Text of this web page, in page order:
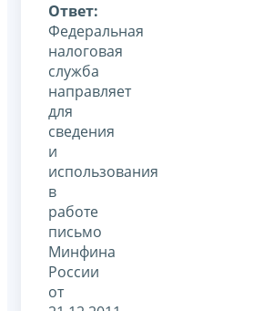
Ответ:
Федеральная
налоговая
служба
направляет
для
сведения
и
использования
в
работе
письмо
Минфина
России
от